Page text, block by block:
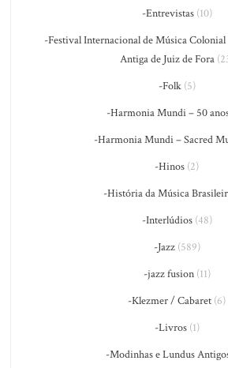
-Entrevistas(10)
-Festival Internacional de Música
Antiga de Juiz de Fora
-Folk(5)
-Harmonia Mundi – 50
-Harmonia Mundi – Sacred
-Hinos (2)
-História da Música
-Interlúdios(48)
-Jazz(589)
-jazz fusion(11)
-Klezmer / Cabaret (6)
-Livros(1)
-Modinhas e Lundus